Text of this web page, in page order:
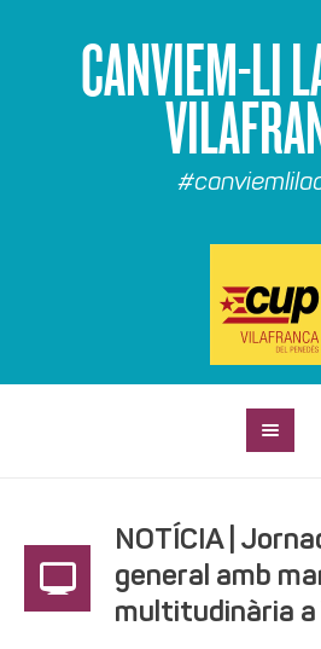
CANVIEM-LI
NOTÍCIA |
general amb
multitudinària a